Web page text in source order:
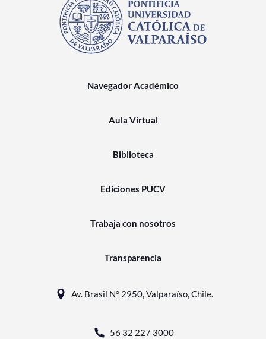
Navegador Académico
Aula Virtual
Biblioteca
Ediciones PUCV
Trabaja con nosotros
Transparencia
Av. Brasil N° 2950, Valparaíso, Chile.
56 32 227 3000